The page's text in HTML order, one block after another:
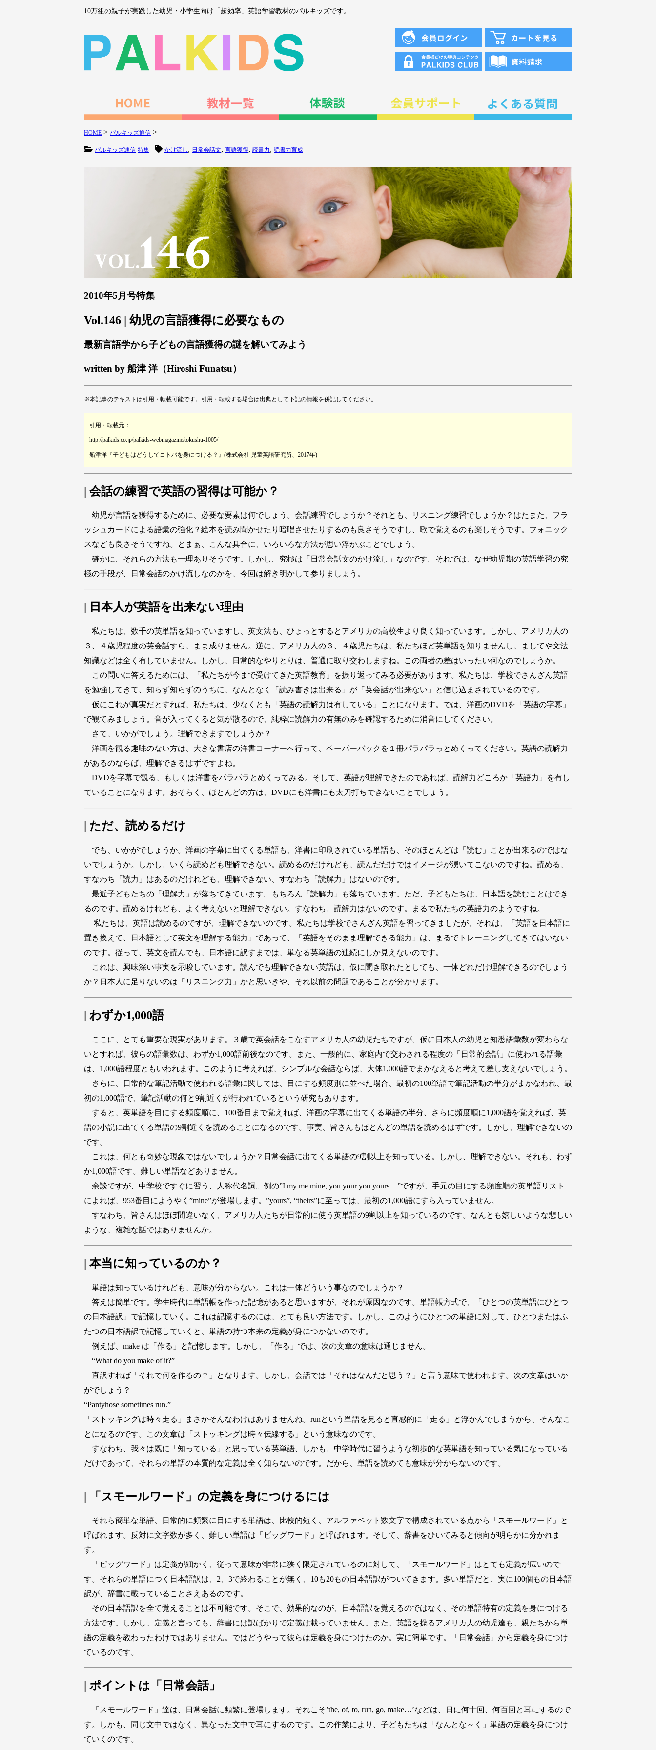
10万組の親子が実践した幼児・小学生向け「超効率」英語学習教材のパルキッズです。
HOME > パルキッズ通信 >
パルキッズ通信 特集 | かけ流し , 日常会話文, 言語獲得, 読書力, 読書力育成
2010年5月号特集
Vol.146 | 幼児の言語獲得に必要なもの
最新言語学から子どもの言語獲得の謎を解いてみよう
written by 船津 洋（Hiroshi Funatsu）
※本記事のテキストは引用・転載可能です。引用・転載する場合は出典として下記の情報を併記してください。
引用・転載元：
http://palkids.co.jp/palkids-webmagazine/tokushu-1005/
船津洋『子どもはどうしてコトバを身につける？』(株式会社 児童英語研究所、2017年)
| 会話の練習で英語の習得は可能か？
幼児が言語を獲得するために、必要な要素は何でしょう。会話練習でしょうか？それとも、リスニング練習でしょうか？はたまた、フラ
ッシュカードによる語彙の強化？絵本を読み聞かせたり暗唱させたりするのも良さそうですし、歌で覚えるのも楽しそうです。フォニック
スなども良さそうですね。とまぁ、こんな具合に、いろいろな方法が思い浮かぶことでしょう。
確かに、それらの方法も一理ありそうです。しかし、究極は「日常会話文のかけ流し」なのです。それでは、なぜ幼児期の英語学習の究
極の手段が、日常会話のかけ流しなのかを、今回は解き明かして参りましょう。
| 日本人が英語を出来ない理由
私たちは、数千の英単語を知っていますし、英文法も、ひょっとするとアメリカの高校生より良く知っています。しかし、アメリカ人の
３、４歳児程度の英会話すら、まま成りません。逆に、アメリカ人の３、４歳児たちは、私たちほど英単語を知りませんし、ましてや文法
知識などは全く有していません。しかし、日常的なやりとりは、普通に取り交わしますね。この両者の差はいったい何なのでしょうか。
この問いに答えるためには、「私たちが今まで受けてきた英語教育」を振り返ってみる必要があります。私たちは、学校でさんざん英語
を勉強してきて、知らず知らずのうちに、なんとなく「読み書きは出来る」が「英会話が出来ない」と信じ込まされているのです。
仮にこれが真実だとすれば、私たちは、少なくとも「英語の読解力は有している」ことになります。では、洋画のDVDを「英語の字幕」
で観てみましょう。音が入ってくると気が散るので、純粋に読解力の有無のみを確認するために消音にしてください。
さて、いかがでしょう。理解できますでしょうか？
洋画を観る趣味のない方は、大きな書店の洋書コーナーへ行って、ペーパーバックを１冊パラパラっとめくってください。英語の読解力
があるのならば、理解できるはずですよね。
DVDを字幕で観る、もしくは洋書をパラパラとめくってみる。そして、英語が理解できたのであれば、読解力どころか「英語力」を有し
ていることになります。おそらく、ほとんどの方は、DVDにも洋書にも太刀打ちできないことでしょう。
| ただ、読めるだけ
でも、いかがでしょうか。洋画の字幕に出てくる単語も、洋書に印刷されている単語も、そのほとんどは「読む」ことが出来るのではな
いでしょうか。しかし、いくら読めども理解できない。読めるのだけれども、読んだだけではイメージが湧いてこないのですね。読める、
すなわち「読力」はあるのだけれども、理解できない、すなわち「読解力」はないのです。
最近子どもたちの「理解力」が落ちてきています。もちろん「読解力」も落ちています。ただ、子どもたちは、日本語を読むことはでき
るのです。読めるけれども、よく考えないと理解できない。すなわち、読解力はないのです。まるで私たちの英語力のようですね。
私たちは、英語は読めるのですが、理解できないのです。私たちは学校でさんざん英語を習ってきましたが、それは、「英語を日本語に
置き換えて、日本語として英文を理解する能力」であって、「英語をそのまま理解できる能力」は、まるでトレーニングしてきてはいない
のです。従って、英文を読んでも、日本語に訳すまでは、単なる英単語の連続にしか見えないのです。
これは、興味深い事実を示唆しています。読んでも理解できない英語は、仮に聞き取れたとしても、一体どれだけ理解できるのでしょう
か？日本人に足りないのは「リスニング力」かと思いきや、それ以前の問題であることが分かります。
| わずか1,000語
ここに、とても重要な現実があります。３歳で英会話をこなすアメリカ人の幼児たちですが、仮に日本人の幼児と知悉語彙数が変わらな
いとすれば、彼らの語彙数は、わずか1,000語前後なのです。また、一般的に、家庭内で交わされる程度の「日常的会話」に使われる語彙
は、1,000語程度ともいわれます。このように考えれば、シンプルな会話ならば、大体1,000語でまかなえると考えて差し支えないでしょう。
さらに、日常的な筆記活動で使われる語彙に関しては、目にする頻度別に並べた場合、最初の100単語で筆記活動の半分がまかなわれ、最
初の1,000語で、筆記活動の何と9割近くが行われているという研究もあります。
すると、英単語を目にする頻度順に、100番目まで覚えれば、洋画の字幕に出てくる単語の半分、さらに頻度順に1,000語を覚えれば、英
語の小説に出てくる単語の9割近くを読めることになるのです。事実、皆さんもほとんどの単語を読めるはずです。しかし、理解できないの
です。
これは、何とも奇妙な現象ではないでしょうか？日常会話に出てくる単語の9割以上を知っている。しかし、理解できない。それも、わず
か1,000語です。難しい単語などありません。
余談ですが、中学校ですぐに習う、人称代名詞。例の”I my me mine, you your you yours…”ですが、手元の目にする頻度順の英単語リスト
によれば、953番目にようやく”mine”が登場します。”yours”, “theirs”に至っては、最初の1,000語にすら入っていません。
すなわち、皆さんはほぼ間違いなく、アメリカ人たちが日常的に使う英単語の9割以上を知っているのです。なんとも嬉しいような悲しい
ような、複雑な話ではありませんか。
| 本当に知っているのか？
単語は知っているけれども、意味が分からない。これは一体どういう事なのでしょうか？
答えは簡単です。学生時代に単語帳を作った記憶があると思いますが、それが原因なのです。単語帳方式で、「ひとつの英単語にひとつ
の日本語訳」で記憶していく。これは記憶するのには、とても良い方法です。しかし、このようにひとつの単語に対して、ひとつまたはふ
たつの日本語訳で記憶していくと、単語の持つ本来の定義が身につかないのです。
例えば、make は「作る」と記憶します。しかし、「作る」では、次の文章の意味は通じません。
“What do you make of it?”
直訳すれば「それで何を作るの？」となります。しかし、会話では「それはなんだと思う？」と言う意味で使われます。次の文章はいか
がでしょう？
“Pantyhose sometimes run.”
「ストッキングは時々走る」まさかそんなわけはありませんね。runという単語を見ると直感的に「走る」と浮かんでしまうから、そんなこ
とになるのです。この文章は「ストッキングは時々伝線する」という意味なのです。
すなわち、我々は既に「知っている」と思っている英単語、しかも、中学時代に習うような初歩的な英単語を知っている気になっている
だけであって、それらの単語の本質的な定義は全く知らないのです。だから、単語を読めても意味が分からないのです。
| 「スモールワード」の定義を身につけるには
それら簡単な単語、日常的に頻繁に目にする単語は、比較的短く、アルファベット数文字で構成されている点から「スモールワード」と
呼ばれます。反対に文字数が多く、難しい単語は「ビッグワード」と呼ばれます。そして、辞書をひいてみると傾向が明らかに分かれま
す。
「ビッグワード」は定義が細かく、従って意味が非常に狭く限定されているのに対して、「スモールワード」はとても定義が広いので
す。それらの単語につく日本語訳は、2、3で終わることが無く、10も20もの日本語訳がついてきます。多い単語だと、実に100個もの日本語
訳が、辞書に載っていることさえあるのです。
その日本語訳を全て覚えることは不可能です。そこで、効果的なのが、日本語訳を覚えるのではなく、その単語特有の定義を身につける
方法です。しかし、定義と言っても、辞書には訳ばかりで定義は載っていません。また、英語を操るアメリカ人の幼児達も、親たちから単
語の定義を教わったわけではありません。ではどうやって彼らは定義を身につけたのか。実に簡単です。「日常会話」から定義を身につけ
ているのです。
| ポイントは「日常会話」
「スモールワード」達は、日常会話に頻繁に登場します。それこそ’the, of, to, run, go, make…’などは、日に何十回、何百回と耳にするので
す。しかも、同じ文中ではなく、異なった文中で耳にするのです。この作業により、子どもたちは「なんとな～く」単語の定義を身につけ
ていくのです。